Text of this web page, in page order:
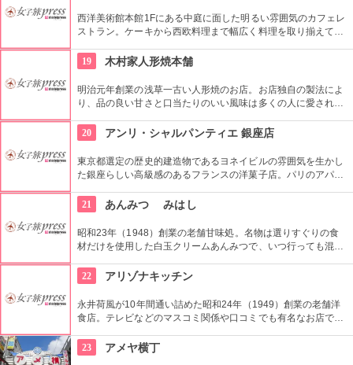
西洋美術館本館1Fにある中庭に面した明るい雰囲気のカフェレ
ストラン。ケーキから西欧料理まで幅広く料理を取り揃えてい
ご用意！
19 木村家人形焼本舗
明治元年創業の浅草一古い人形焼のお店。お店独自の製法によ
り、品の良い甘さと口当たりのいい風味は多くの人に愛されて
ンコの入っていないタイプもあり。ハトのマークを目印に探し
て。
20 アンリ・シャルパンティエ 銀座店
東京都選定の歴史的建造物であるヨネイビルの雰囲気を生かし
た銀座らしい高級感のあるフランスの洋菓子店。パリのアパル
看板メニューのクレープ・シュゼットを試してほしい。
21 あんみつ みはし
昭和23年（1948）創業の老舗甘味処。名物は選りすぐりの食
材だけを使用した白玉クリームあんみつで、いつ行っても混ん
22
アリゾナキッチン
永井荷風が10年間通い詰めた昭和24年（1949）創業の老舗洋
食店。テレビなどのマスコミ関係や口コミでも有名なお店で、
ー。
23 アメヤ横丁